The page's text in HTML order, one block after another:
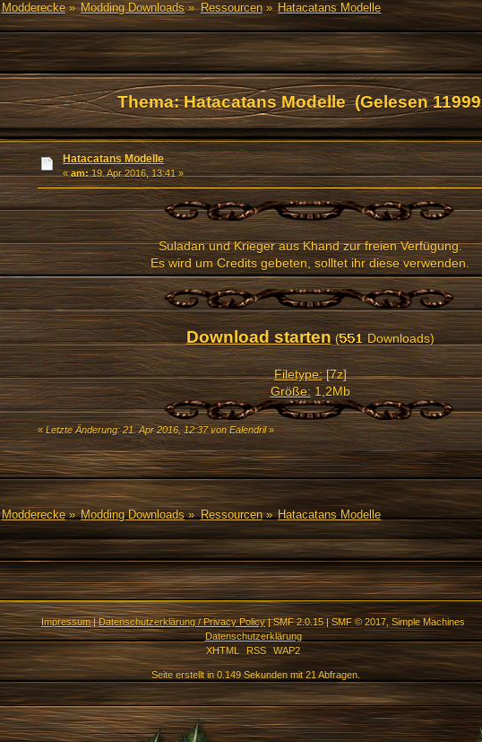
Modderecke» Modding Downloads» Ressourcen» Hatacatans Modelle
Thema: Hatacatans Modelle (Gelesen
Hatacatans Modelle
«am:19. Apr 2016, 13:41 »
Suladan und Krieger aus Khand zur freien Verfügung.
Es wird um Credits gebeten, solltet ihr diese verwenden.
Download starten( Downloads)
Filetype:[7z]
Größe:1,2Mb
«Letzte Änderung: 21. Apr 2016, 12:37 von Ealendril»
Modderecke» Modding Downloads» Ressourcen» Hatacatans Modelle
Impressum|Datenschutzerklärung / Privacy Policy|SMF 2.0.15|SMF © 2017,Simple Machines
Datenschutzerklärung
XHTML
RSS WAP2
Seite erstellt in 0.149 Sekunden mit 21 Abfragen.